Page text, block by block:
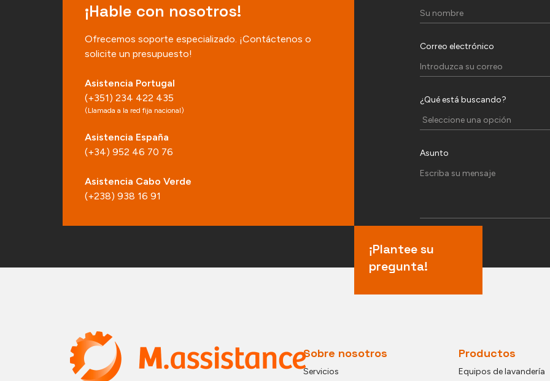
¡Hable con nosotros!
Ofrecemos soporte especializado. ¡Contáctenos o
solicite un presupuesto!
Asistencia Portugal
(+351) 234 422 435
(Llamada a la red fija nacional)
Asistencia España
(+34) 952 46 70 76
Asistencia Cabo Verde
(+238) 938 16 91
Correo electrónico
¿Qué está buscando?
Asunto
¡Plantee su
pregunta!
Sobre nosotros
Servicios
Productos
Equipos de lavandería